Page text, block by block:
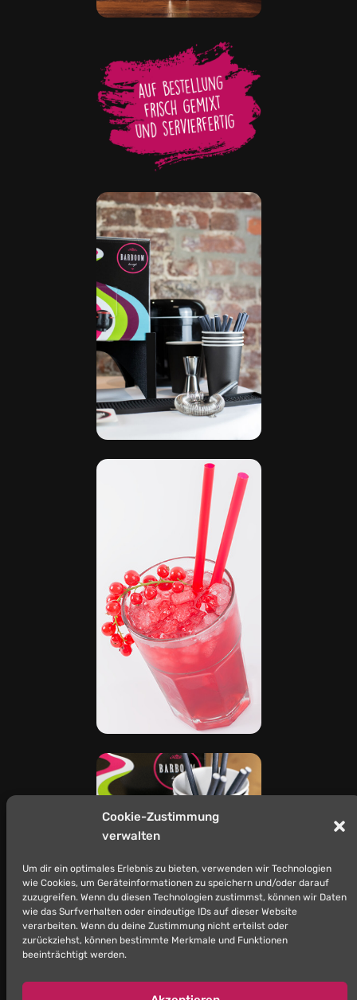
Cookie-Zustimmung
verwalten
Um dir ein optimales Erlebnis zu bieten, verwenden wir Technologien
wie Cookies, um Geräteinformationen zu speichern und/oder darauf
zuzugreifen. Wenn du diesen Technologien zustimmst, können wir Daten
wie das Surfverhalten oder eindeutige IDs auf dieser Website
verarbeiten. Wenn du deine Zustimmung nicht erteilst oder
zurückziehst, können bestimmte Merkmale und Funktionen
beeinträchtigt werden.